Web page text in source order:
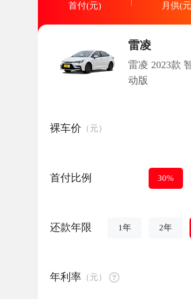
首付(元) 月供(
雷凌
雷凌 2023款
动版
裸车价 （元）
首付比例 30%
还款年限 1年 2年
年利率 （元）